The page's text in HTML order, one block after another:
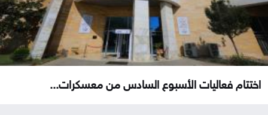
اختتام فعاليات الأسبوع السادس من معسكرات...